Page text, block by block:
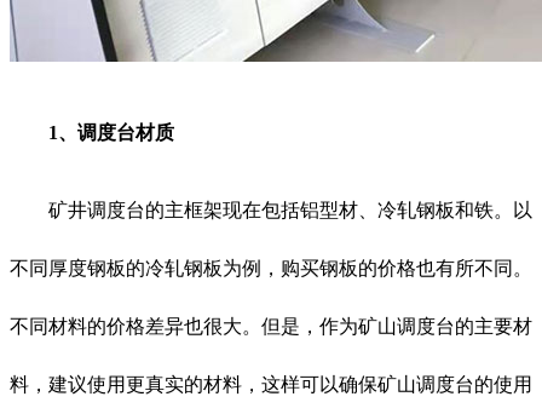
1、调度台材质
矿井调度台的主框架现在包括铝型材、冷轧钢板和铁。以
不同厚度钢板的冷轧钢板为例，购买钢板的价格也有所不同。
不同材料的价格差异也很大。但是，作为矿山调度台的主要材
料，建议使用更真实的材料，这样可以确保矿山调度台的使用